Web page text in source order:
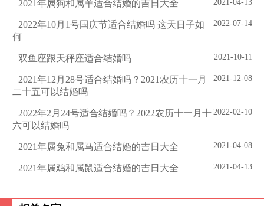
2021-04-13
2021年属狗和属羊适合结婚的吉日大全
2022-07-14
2022年10月1号国庆节适合结婚吗 这天日子如
何
2021-10-11
双鱼座跟天秤座适合结婚吗
2021-12-08
2021年12月28号适合结婚吗？2021农历十一月
二十五可以结婚吗
2022-02-10
2022年2月24号适合结婚吗？2022农历十一月十
六可以结婚吗
2021-04-08
2021年属兔和属马适合结婚的吉日大全
2021-04-13
2021年属鸡和属鼠适合结婚的吉日大全